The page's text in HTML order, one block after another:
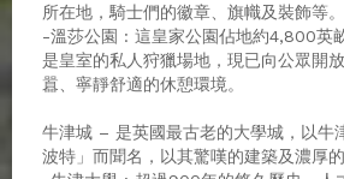
所在地，騎士們的徽章、旗幟及裝飾等。
-溫莎公園 : 這皇家公園佔地約4,800英
是皇室的私人狩獵場地，現已向公眾開
囂、寧靜舒適的休憩環境。
牛津城 – 是英國最古老的大學城，以牛
波特」而聞名，以其驚嘆的建築及濃厚